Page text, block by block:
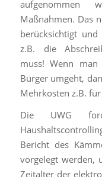
aufgenommen
Maßnahmen. Das
berücksichtigt
z.B. die
muss! Wenn
Bürger umgeht,
Mehrkosten z.B.
Die UWG
Bericht des
vorgelegt werden,
Zeitalter der